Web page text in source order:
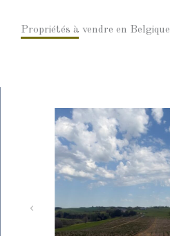
Propriétés à vendre en Belgique